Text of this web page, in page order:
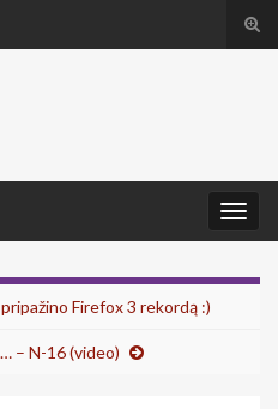
Firefox 3 rekordą :)
– N-16 (video)